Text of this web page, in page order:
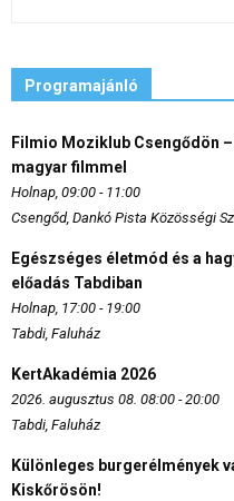
Programajánló
Filmio Moziklub Csengődön
magyar filmmel
Holnap, 09:00 - 11:00
Csengőd, Dankó Pista Közösségi
Egészséges életmód és a
előadás Tabdiban
Holnap, 17:00 - 19:00
Tabdi, Faluház
KertAkadémia 2026
2026. augusztus 08. 08:00 - 20:00
Tabdi, Faluház
Különleges burgerélmények
Kiskőrösön!